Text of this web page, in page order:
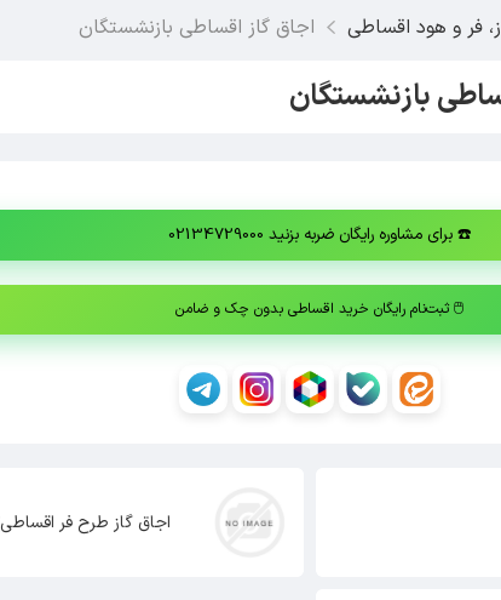
فر و هود اقساطی اجاق گاز اقساطی بازنشستگان
بازنشستگان
☎️برای مشاوره رایگان ضربه بزنید 02134729000
🖱️ثبت‌نام رایگان خرید اقساطی بدون چک و ضامن
اجاق گاز طرح فر اقساطی